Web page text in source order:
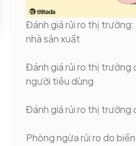
Đánh giá rủi ro thị trường:
nhà sản xuất
Đánh giá rủi ro thị trường
người tiêu dùng
Đánh giá rủi ro thị trường
Phòng ngừa rủi ro do